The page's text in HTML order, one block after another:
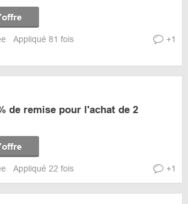
Appliqué 81 fois +1
de remise pour l'achat de 2
Appliqué 22 fois +1